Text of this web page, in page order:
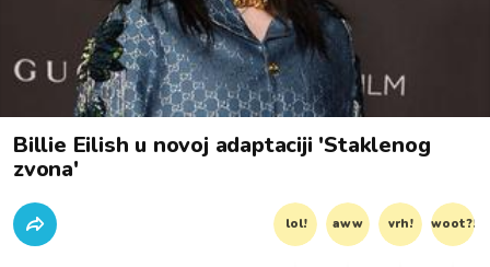
Billie Eilish u novoj adaptaciji 'Staklenog
zvona'
lol! aww vrh! woot?!